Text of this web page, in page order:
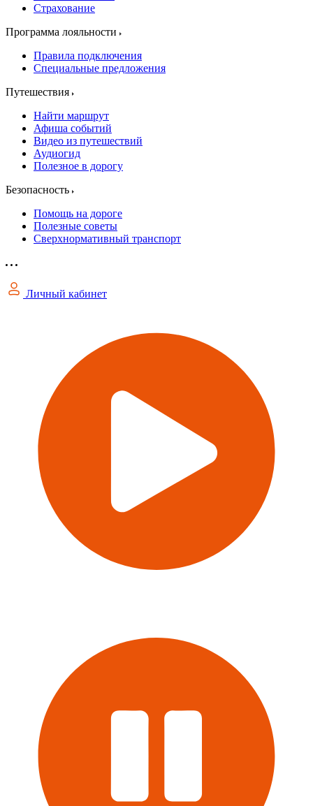
Страхование
Программа лояльности
Правила подключения
Специальные предложения
Путешествия
Найти маршрут
Афиша событий
Видео из путешествий
Аудиогид
Полезное в дорогу
Безопасность
Помощь на дороге
Полезные советы
Сверхнормативный транспорт
Личный кабинет